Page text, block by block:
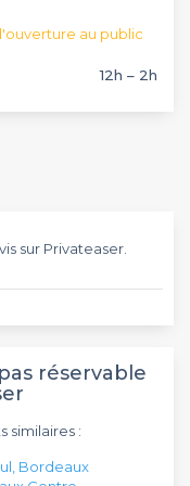
au public
12h – 2h
sur Privateaser.
réservable
similaires :
Bordeaux